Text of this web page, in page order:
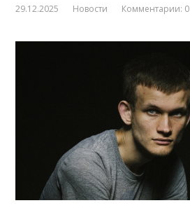
29.12.2025 Новости Комментарии: 0